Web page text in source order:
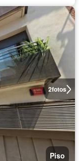
2fotos
Piso